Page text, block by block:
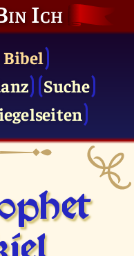
Ich
Bibel
Suche